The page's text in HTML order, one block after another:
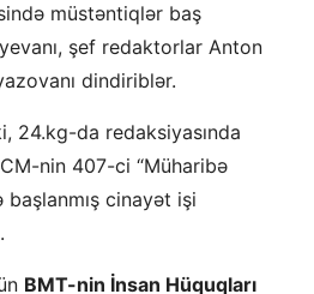
müstəntiqlər baş
şef redaktorlar Anton
dindiriblər.
24.kg-da redaksiyasında
CM-nin 407-ci “Müharibə
başlanmış cinayət işi
BMT-nin İnsan Hüquqları